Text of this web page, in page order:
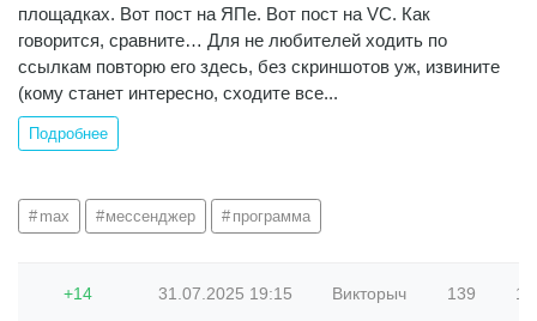
площадках. Вот пост на ЯПе. Вот пост на VC. Как
говорится, сравните… Для не любителей ходить по
ссылкам повторю его здесь, без скриншотов уж, извините
(кому станет интересно, сходите все...
Подробнее
max мессенджер программа
+14 31.07.2025 19:15 Викторыч 139